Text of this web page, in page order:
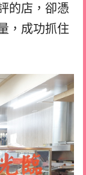
的店，卻憑
，成功抓住